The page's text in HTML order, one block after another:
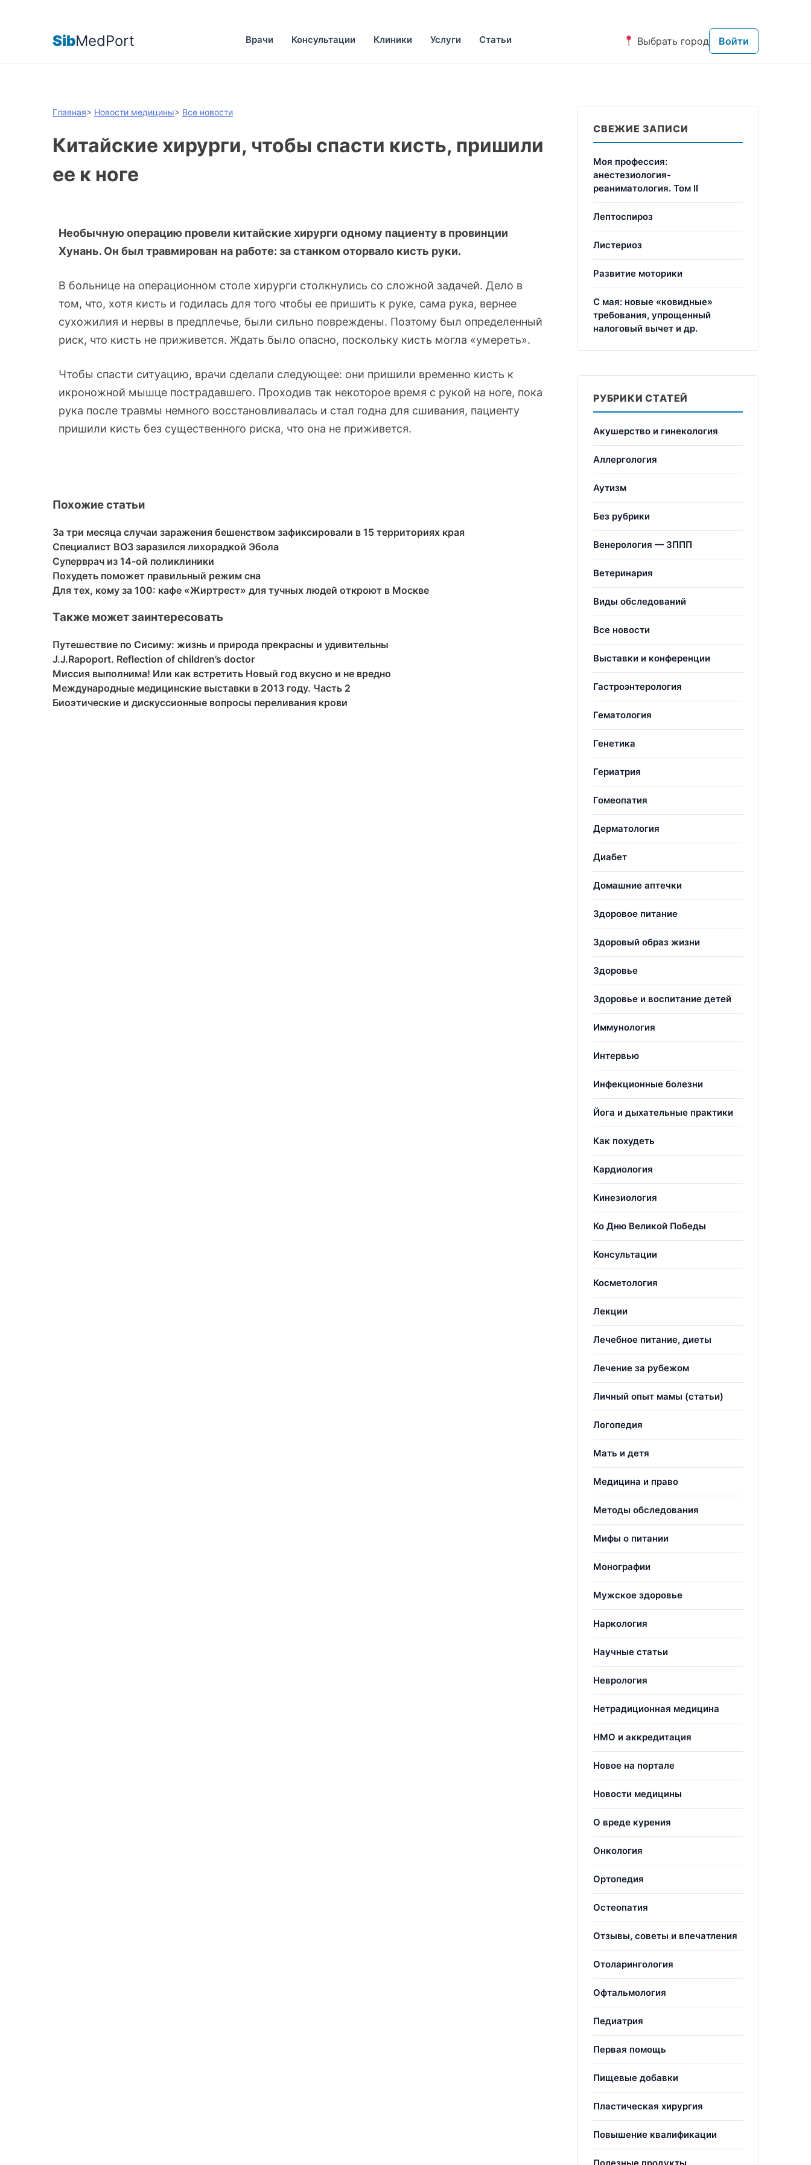
SibMedPort Врачи Консультации Клиники Услуги Статьи Выбрать город Войти
Главная> Новости медицины> Все новости
Китайские хирурги, чтобы спасти кисть, пришили
ее к ноге
Необычную операцию провели китайские хирурги одному пациенту в провинции
Хунань. Он был травмирован на работе: за станком оторвало кисть руки.
В больнице на операционном столе хирурги столкнулись со сложной задачей. Дело в
том, что, хотя кисть и годилась для того чтобы ее пришить к руке, сама рука, вернее
сухожилия и нервы в предплечье, были сильно повреждены. Поэтому был определенный
риск, что кисть не приживется. Ждать было опасно, поскольку кисть могла «умереть».
Чтобы спасти ситуацию, врачи сделали следующее: они пришили временно кисть к
икроножной мышце пострадавшего. Проходив так некоторое время с рукой на ноге, пока
рука после травмы немного восстановливалась и стал годна для сшивания, пациенту
пришили кисть без существенного риска, что она не приживется.
Похожие статьи
За три месяца случаи заражения бешенством зафиксировали в 15 территориях края
Специалист ВОЗ заразился лихорадкой Эбола
Суперврач из 14-ой поликлиники
Похудеть поможет правильный режим сна
Для тех, кому за 100: кафе «Жиртрест» для тучных людей откроют в Москве
Также может заинтересовать
Путешествие по Сисиму: жизнь и природа прекрасны и удивительны
J.J.Rapoport. Reflection of children’s doctor
Миссия выполнима! Или как встретить Новый год вкусно и не вредно
Международные медицинские выставки в 2013 году. Часть 2
Биоэтические и дискуссионные вопросы переливания крови
СВЕЖИЕ ЗАПИСИ
Моя профессия:
анестезиология-
реаниматология. Том II
Лептоспироз
Листериоз
Развитие моторики
С мая: новые «ковидные»
требования, упрощенный
налоговый вычет и др.
РУБРИКИ СТАТЕЙ
Акушерство и гинекология
Аллергология
Аутизм
Без рубрики
Венерология — ЗППП
Ветеринария
Виды обследований
Все новости
Выставки и конференции
Гастроэнтерология
Гематология
Генетика
Гериатрия
Гомеопатия
Дерматология
Диабет
Домашние аптечки
Здоровое питание
Здоровый образ жизни
Здоровье
Здоровье и воспитание детей
Иммунология
Интервью
Инфекционные болезни
Йога и дыхательные практики
Как похудеть
Кардиология
Кинезиология
Ко Дню Великой Победы
Консультации
Косметология
Лекции
Лечебное питание, диеты
Лечение за рубежом
Личный опыт мамы (статьи)
Логопедия
Мать и детя
Медицина и право
Методы обследования
Мифы о питании
Монографии
Мужское здоровье
Наркология
Научные статьи
Неврология
Нетрадиционная медицина
НМО и аккредитация
Новое на портале
Новости медицины
О вреде курения
Онкология
Ортопедия
Остеопатия
Отзывы, советы и впечатления
Отоларингология
Офтальмология
Педиатрия
Первая помощь
Пищевые добавки
Пластическая хирургия
Повышение квалификации